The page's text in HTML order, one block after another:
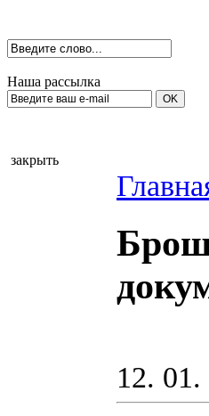
Наша рассылка
закрыть
12.